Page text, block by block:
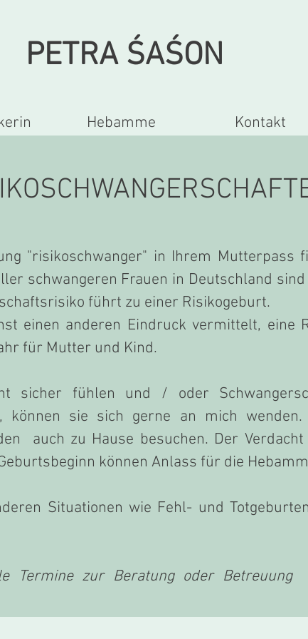
PETRA ŚAŚON
Hebamme Kontakt
"risikoschwanger" in Ihrem Mutterpass
schwangeren Frauen in Deutschland
führt zu einer Risikogeburt.
einen anderen Eindruck vermittelt, eine
für Mutter und Kind.
sicher fühlen und / oder
können sie sich gerne an mich
auch zu Hause besuchen. Der Verdacht
können Anlass für die
Situationen wie Fehl- und
Termine zur Beratung oder